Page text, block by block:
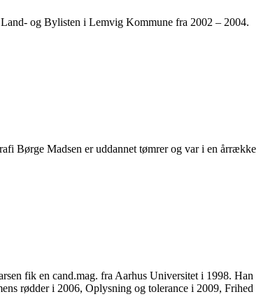
og Bylisten i Lemvig Kommune fra 2002 – 2004.
Børge Madsen er uddannet tømrer og var i en årrække
fik en cand.mag. fra Aarhus Universitet i 1998. Han
rødder i 2006, Oplysning og tolerance i 2009, Frihed